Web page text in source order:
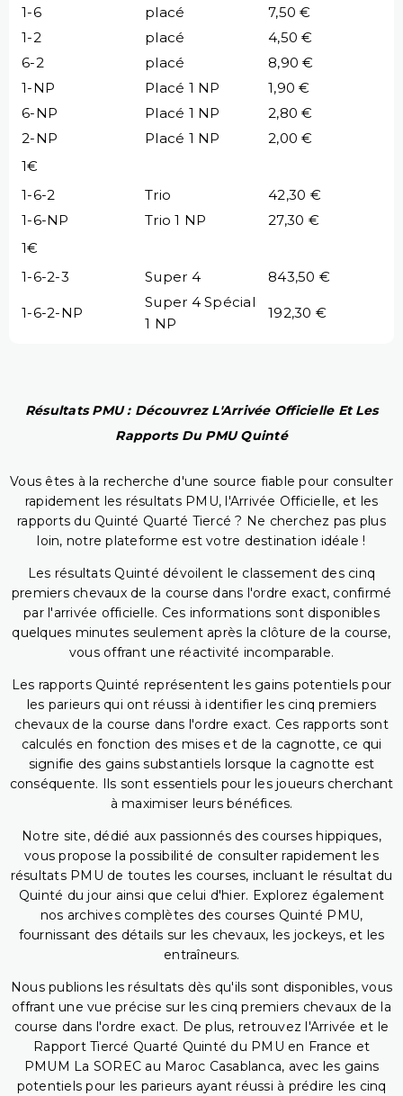
1-6 placé
7,50 €
1-2
placé
4,50 €
6-2
placé
8,90 €
1-NP
Placé 1 NP
1,90 €
6-NP
Placé 1 NP
2,80 €
2-NP
Placé 1 NP
2,00 €
1€
1-6-2
Trio
42,30 €
1-6-NP
Trio 1 NP
27,30 €
1€
1-6-2-3
Super 4 843,50 €
1-6-2-NP
Super 4 Spécial
1 NP
192,30 €
Résultats PMU : Découvrez L'Arrivée Officielle Et Les
Rapports Du PMU Quinté
Vous êtes à la recherche d'une source fiable pour consulter
rapidement les résultats PMU, l'Arrivée Officielle, et les
rapports du Quinté Quarté Tiercé ? Ne cherchez pas plus
loin, notre plateforme est votre destination idéale !
Les résultats Quinté dévoilent le classement des cinq
premiers chevaux de la course dans l'ordre exact, confirmé
par l'arrivée officielle. Ces informations sont disponibles
quelques minutes seulement après la clôture de la course,
vous offrant une réactivité incomparable.
Les rapports Quinté représentent les gains potentiels pour
les parieurs qui ont réussi à identifier les cinq premiers
chevaux de la course dans l'ordre exact. Ces rapports sont
calculés en fonction des mises et de la cagnotte, ce qui
signifie des gains substantiels lorsque la cagnotte est
conséquente. Ils sont essentiels pour les joueurs cherchant
à maximiser leurs bénéfices.
Notre site, dédié aux passionnés des courses hippiques,
vous propose la possibilité de consulter rapidement les
résultats PMU de toutes les courses, incluant le résultat du
Quinté du jour ainsi que celui d'hier. Explorez également
nos archives complètes des courses Quinté PMU,
fournissant des détails sur les chevaux, les jockeys, et les
entraîneurs.
Nous publions les résultats dès qu'ils sont disponibles, vous
offrant une vue précise sur les cinq premiers chevaux de la
course dans l'ordre exact. De plus, retrouvez l'Arrivée et le
Rapport Tiercé Quarté Quinté du PMU en France et
PMUM La SOREC au Maroc Casablanca, avec les gains
potentiels pour les parieurs ayant réussi à prédire les cinq